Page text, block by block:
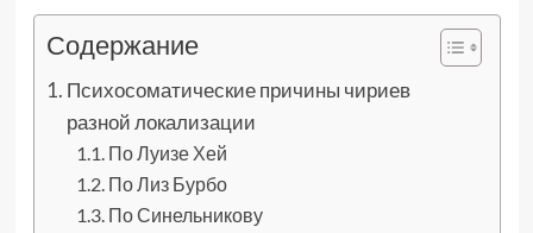
Содержание
Психосоматические причины чириев
разной локализации
По Луизе Хей
По Лиз Бурбо
По Синельникову